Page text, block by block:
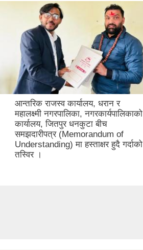
आन्तरिक राजस्व कार्यालय, धरान र
महालक्ष्मी नगरपालिका, नगरकार्यपालिकाको
कार्यालय, जितपुर धनकुटा बीच
समझदारीपत्र (Memorandum of
Understanding) मा हस्ताक्षर हुदै गर्दाको
तस्विर ।